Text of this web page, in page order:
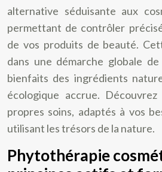
alternative séduisante aux
permettant de contrôler
de vos produits de beauté.
dans une démarche globale
bienfaits des ingrédients
écologique accrue.
propres soins, adaptés à vos
utilisant les trésors de la nature.
Phytothérapie